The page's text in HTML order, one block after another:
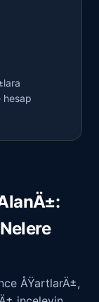
hesap
ÅŸartlarÄ±,